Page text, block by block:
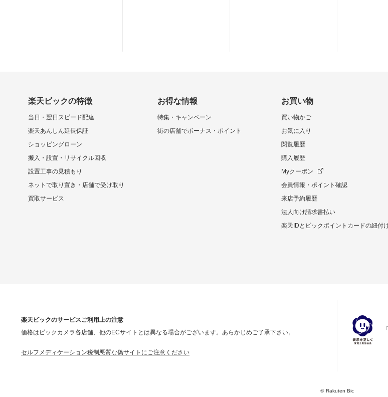
楽天ビックの特徴
当日・翌日スピード配達
楽天あんしん延長保証
ショッピングローン
搬入・設置・リサイクル回収
設置工事の見積もり
ネットで取り置き・店舗で受け取り
買取サービス
お得な情報
特集・キャンペーン
街の店舗でボーナス・ポイント
お買い物
買い物かご
お気に入り
閲覧履歴
購入履歴
Myクーポン
会員情報・ポイント確認
来店予約履歴
法人向け請求書払い
楽天IDとビックポイントカードの紐付
楽天ビックのサービスご利用上の注意
価格はビックカメラ各店舗、他のECサイトとは異なる場合がございます。あらかじめご了承下さい。
セルフメディケーション税制悪質な偽サイトにご注意ください
©Rakuten Bic